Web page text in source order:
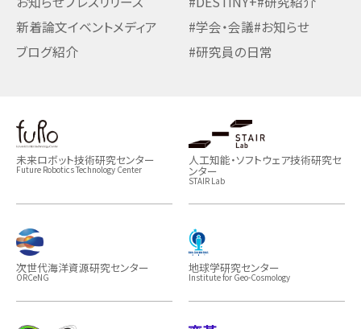
新着論文イベントメディア
ブログ紹介
#学会・会議#お知らせ
#研究員の日常
未来ロボット技術研究センター
Future Robotics Technology Center
人工知能・ソフトウェア技術研究セ
ンター
STAIR Lab
次世代海洋資源研究センター
ORCeNG
地球学研究センター
Institute for Geo-Cosmology